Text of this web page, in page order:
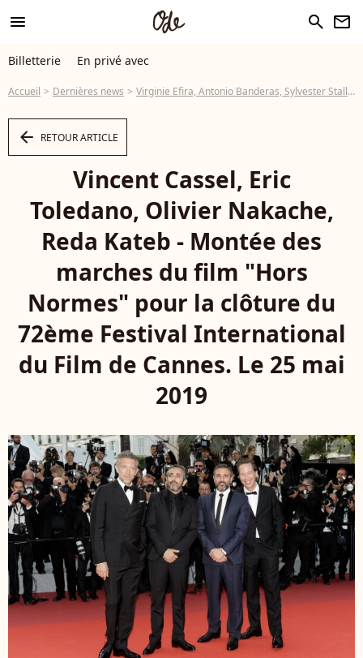
menu search newsletter
Billetterie En privé avec
Accueil Dernières news Virginie Efira, Antonio Banderas, Sylvester Stallone... In love au final de Cannes
arrow_left RETOUR ARTICLE
Vincent Cassel, Eric
Toledano, Olivier Nakache,
Reda Kateb - Montée des
marches du film "Hors
Normes" pour la clôture du
72ème Festival International
du Film de Cannes. Le 25 mai
2019